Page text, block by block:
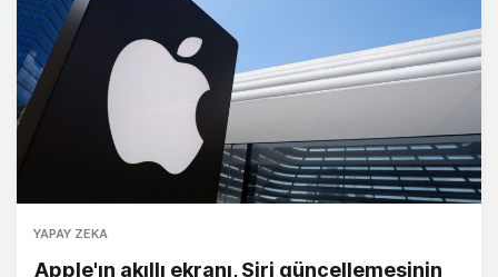
YAPAY ZEKA
Apple'ın akıllı ekranı, Siri güncellemesinin